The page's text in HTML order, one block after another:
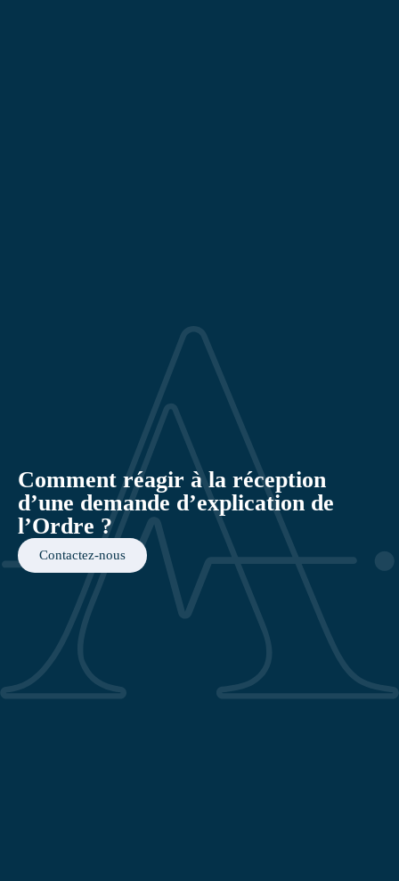
Comment réagir à la réception
d’une demande d’explication de
l’Ordre ?
Contactez-nous